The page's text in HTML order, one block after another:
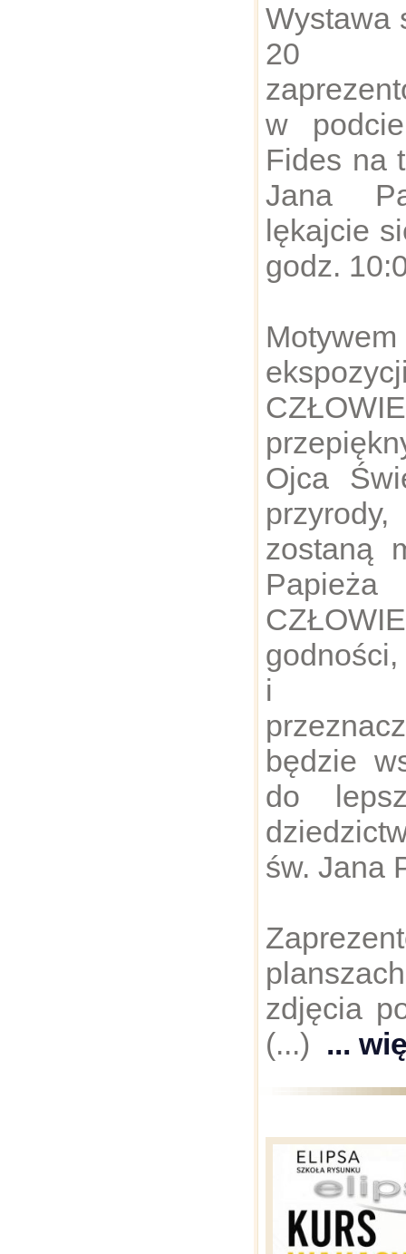
Wystawa
20
w
Fides na
Jana
lękajcie
godz.
Ojca
zostaną
i
będzie
do
św. Jana
zdjęcia
(...) ...